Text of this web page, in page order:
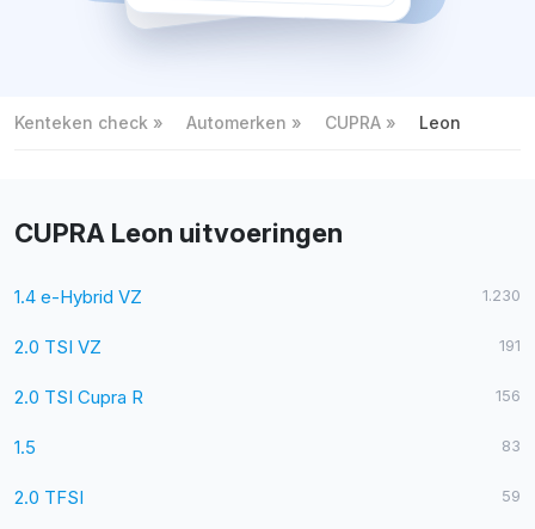
Kenteken check Automerken CUPRA Leon
CUPRA Leon uitvoeringen
1.4 e-Hybrid VZ 1.230
2.0 TSI VZ 191
2.0 TSI Cupra R 156
1.5 83
2.0 TFSI 59